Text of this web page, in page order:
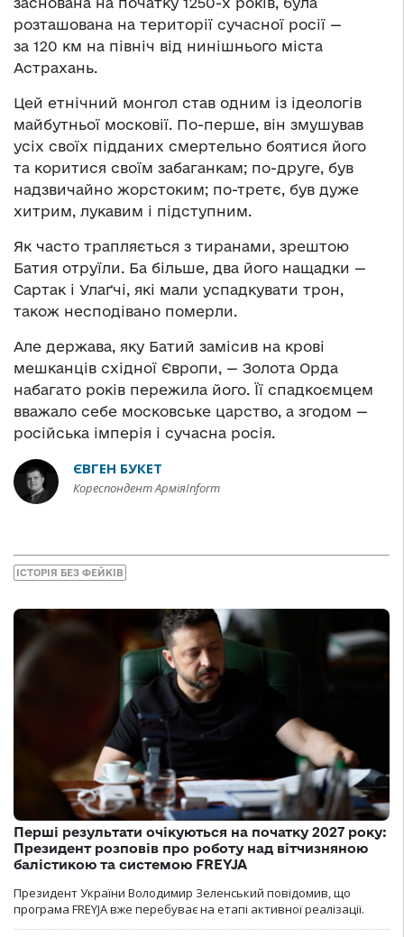
розташована на території сучасної росії —
за 120 км на північ від нинішнього міста
Астрахань.
Цей етнічний монгол став одним із ідеологів
майбутньої московії. По-перше, він змушував
усіх своїх підданих смертельно боятися його
та коритися своїм забаганкам; по-друге, був
надзвичайно жорстоким; по-третє, був дуже
хитрим, лукавим і підступним.
Як часто трапляється з тиранами, зрештою
Батия отруїли. Ба більше, два його нащадки —
Сартак і Улаґчі, які мали успадкувати трон,
також несподівано померли.
Але держава, яку Батий замісив на крові
мешканців східної Європи, — Золота Орда
набагато років пережила його. Її спадкоємцем
вважало себе московське царство, а згодом —
російська імперія і сучасна росія.
ЄВГЕН БУКЕТ
Кореспондент АрміяInform
ІСТОРІЯ БЕЗ ФЕЙКІВ
Перші результати очікуються на початку 2027 року:
Президент розповів про роботу над вітчизняною
балістикою та системою FREYJA
Президент України Володимир Зеленський повідомив, що
програма FREYJA вже перебуває на етапі активної реалізації.